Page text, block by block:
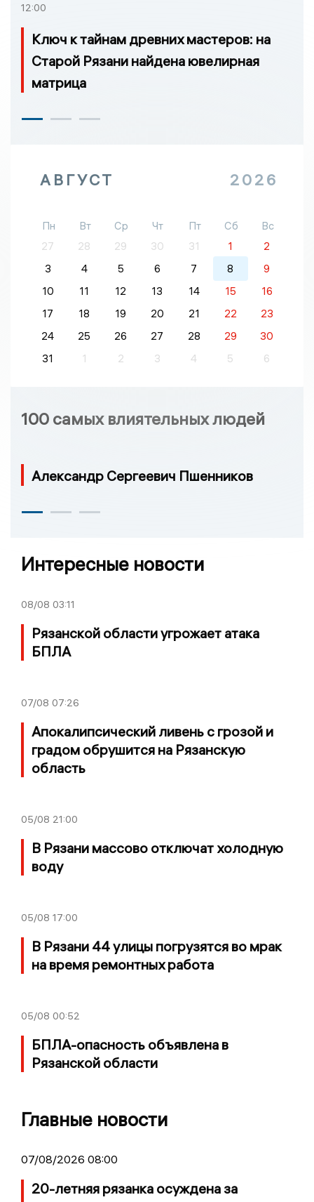
12:00
Ключ к тайнам древних мастеров: на
Старой Рязани найдена ювелирная
матрица
АВГУСТ 2026
Пн Вт Ср Чт Пт Сб
Вс
27
28 29 30 31 1
2
3
4 5 6 7 8
9
10
11 12 13 14 15
16
17
18 19 20 21 22
23
24
25 26 27 28 29
30
31
1 2 3 4 5 6
100 самых влиятельных людей
Александр Сергеевич Пшенников
Интересные новости
08/08 03:11
Рязанской области угрожает атака
БПЛА
07/08 07:26
Апокалипсический ливень с грозой и
градом обрушится на Рязанскую
область
05/08 21:00
В Рязани массово отключат холодную
воду
05/08 17:00
В Рязани 44 улицы погрузятся во мрак
на время ремонтных работа
05/08 00:52
БПЛА-опасность объявлена в
Рязанской области
Главные новости
07/08/2026 08:00
20-летняя рязанка осуждена за